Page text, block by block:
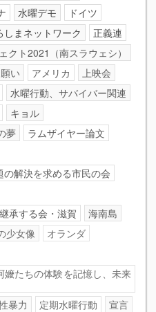
水曜デモ
ドイツ
まネットワーク
正義連
クト2021（南スラウェシ）
い アメリカ
上映会
水曜行動、サバイバー関連
キョル
夢
ラムザイヤー論文
解決を求める市民の会
承する会・滋賀
海南島
少女像
オランダ
たちの体験を記憶し、未来
暴力 定期水曜行動
宣言